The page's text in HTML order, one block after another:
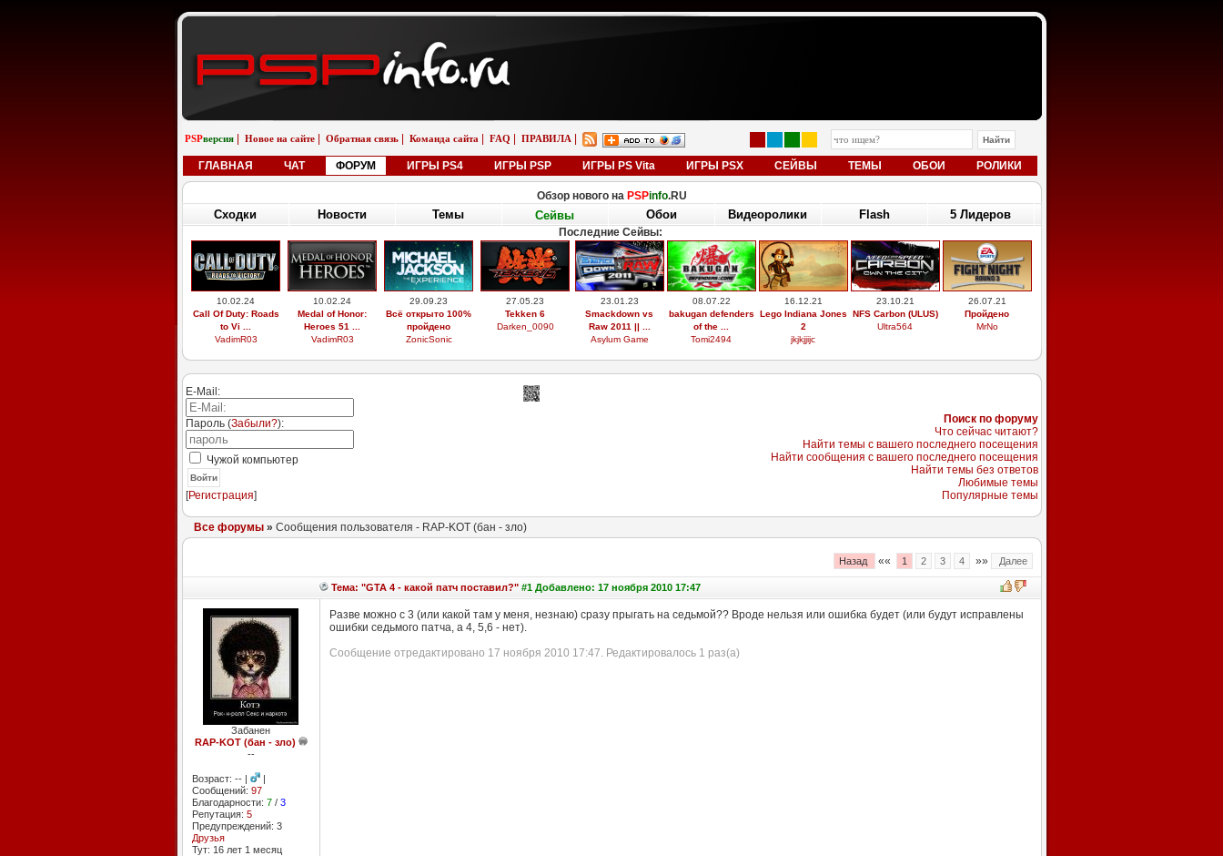
PSPверсия Новое на сайте Обратная связь Команда сайта FAQ ПРАВИЛА
ГЛАВНАЯ ЧАТ ФОРУМ ИГРЫ PS4 ИГРЫ PSP ИГРЫ PS Vita ИГРЫ PSX СЕЙВЫ ТЕМЫ ОБОИ РОЛИКИ
Обзор нового на PSPinfo.RU
Сходки Новости Темы Сейвы Обои Видеоролики Flash 5 Лидеров
Последние Сейвы:
10.02.24
Call Of Duty: Roads
to Vi ...
VadimR03
10.02.24
Medal of Honor:
Heroes 51 ...
VadimR03
29.09.23
Всё открыто 100%
пройдено
ZonicSonic
27.05.23
Tekken 6
Darken_0090
23.01.23
Smackdown vs
Raw 2011 || ...
Asylum Game
08.07.22
bakugan defenders
of the ...
Tomi2494
16.12.21
Lego Indiana Jones
2
jkjkjjijc
23.10.21
NFS Carbon (ULUS)
Ultra564
26.07.21
Пройдено
MrNo
E-Mail:
Пароль (Забыли?):
Чужой компьютер
Войти
[Регистрация]
Поиск по форуму
Что сейчас читают?
Найти темы с вашего последнего посещения
Найти сообщения с вашего последнего посещения
Найти темы без ответов
Любимые темы
Популярные темы
Все форумы» Сообщения пользователя - RAP-KOT (бан - зло)
Назад «« 1 2 3 4 »» Далее
Тема: "GTA 4 - какой патч поставил?"#1 Добавлено: 17 ноября 2010 17:47
Забанен
RAP-KOT (бан - зло)
--
Возраст: -- |
|
Сообщений: 97
Благодарности: 7/ 3
Репутация: 5
Предупреждений: 3
Друзья
Тут: 16 лет 1 месяц
Разве можно с 3 (или какой там у меня, незнаю) сразу прыгать на седьмой?? Вроде нельзя или ошибка будет (или будут исправлены
ошибки седьмого патча, а 4, 5,6 - нет).
Сообщение отредактировано 17 ноября 2010 17:47. Редактировалось 1 раз(а)